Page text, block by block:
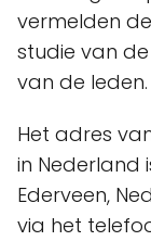
vermelden
studie van
van de leden.
Het adres
in Nederland
Ederveen,
via het